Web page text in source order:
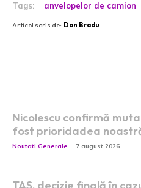
Tags: anvelopelor de camion
Articol scris de: Dan Bradu
Nicolescu confirmă
fost prioridadea
Noutati Generale 7 august 2026